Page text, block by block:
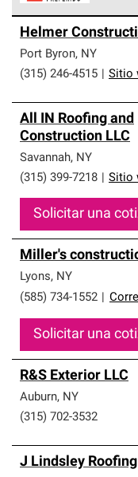
parte de una red
que cumplen con
de profesionalismo y
Helmer
Port Byron, NY
(315) 246-4515
Sitio
All IN Roofing and
Construction LLC
Savannah, NY
(315) 399-7218
Sitio
Solicitar una
Miller's
Lyons, NY
(585) 734-1552
Solicitar una
R&S Exterior LLC
Auburn, NY
(315) 702-3532
J Lindsley Roofing